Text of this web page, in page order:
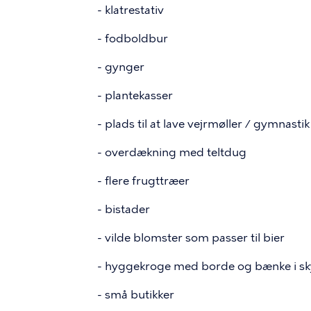
- klatrestativ
- fodboldbur
- gynger
- plantekasser
- plads til at lave vejrmøller / gymnastik
- overdækning med teltdug
- flere frugttræer
- bistader
- vilde blomster som passer til bier
- hyggekroge med borde og bænke i
- små butikker